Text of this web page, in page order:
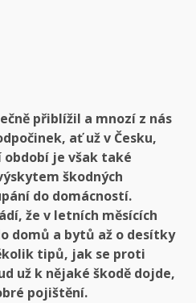
přiblížil a mnozí z nás
ať už v Česku,
období je však také
škodných
do domácností.
že v letních měsících
domů a bytů až o desítky
tipů, jak se proti
už k nějaké škodě dojde,
pojištění.